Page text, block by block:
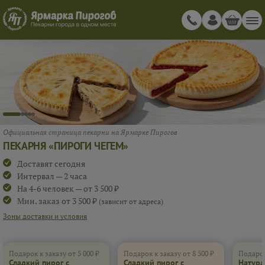
ПЕКАРНЯ «ПИРОГИ ЧЕГЕМ»
Официальная страница пекарни на Ярмарке Пирогов
Доставят сегодня
Интервал — 2 часа
На 4-6 человек — от 3 500 ₽
Мин. заказ от 3 500 ₽ (зависит от адреса)
Зоны доставки и условия
Подарок к заказу от 5 000 ₽
Сладкий пирог с
Подарок к заказу от 8 500 ₽
Сладкий пирог с